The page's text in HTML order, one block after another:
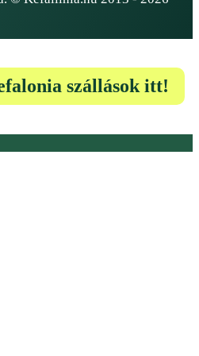
szállások itt!